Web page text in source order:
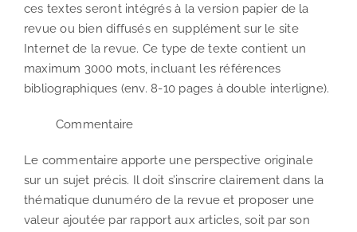
ces textes seront intégrés à la version papier de la
revue ou bien diffusés en supplément sur le site
Internet de la revue. Ce type de texte contient un
maximum 3000 mots, incluant les références
bibliographiques (env. 8-10 pages à double interligne).
Commentaire
Le commentaire apporte une perspective originale
sur un sujet précis. Il doit s’inscrire clairement dans la
thématique dunuméro de la revue et proposer une
valeur ajoutée par rapport aux articles, soit par son